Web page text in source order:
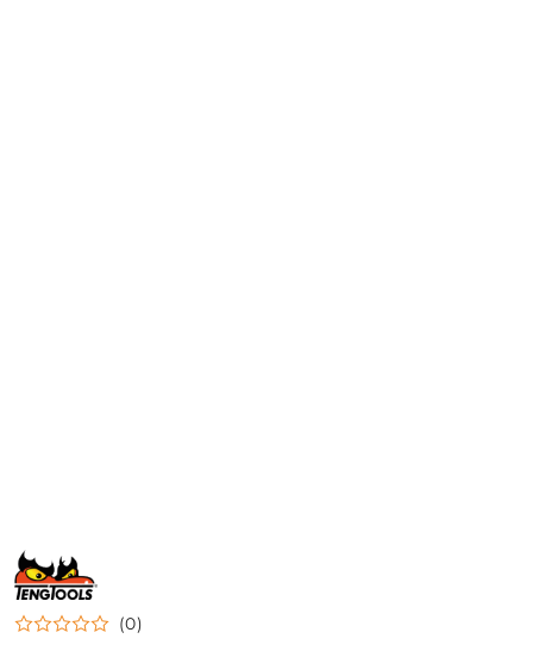
NAZWA
PRODUCENTA:
TENG
(0)